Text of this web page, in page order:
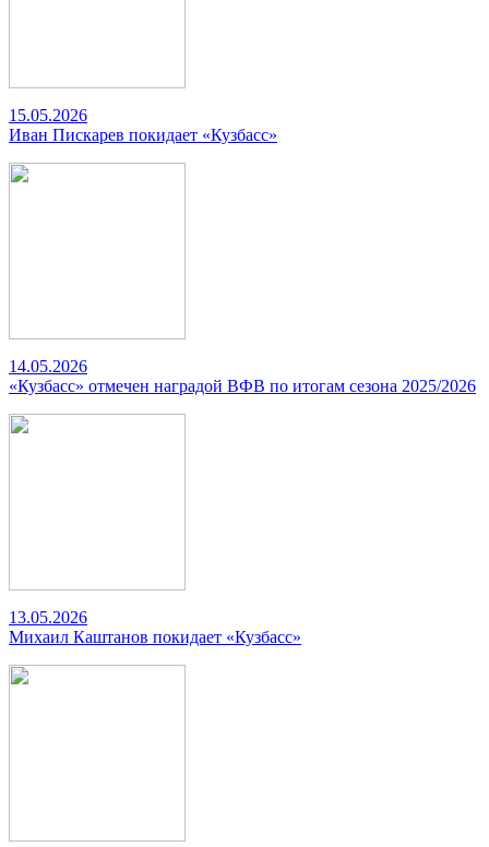
15.05.2026
Иван Пискарев покидает «Кузбасс»
14.05.2026
«Кузбасс» отмечен наградой ВФВ по итогам сезона 2025/2026
13.05.2026
Михаил Каштанов покидает «Кузбасс»